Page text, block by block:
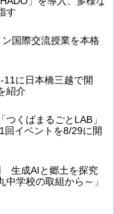
す
国際交流授業を本格
に日本橋三越で開
紹介
くばまるごとLAB」
回イベントを8/29に開
生成AIと郷土を探究
学校の取組から～」